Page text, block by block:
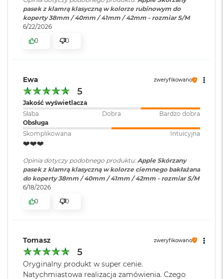
B
o
o
r
e
z
n
a
s
a
r
o
ś
a
B
o
o
k
A
pasek z klamrą klasyczną w kolorze rubinowym do
koperty 38mm / 40mm / 41mm / 42mm - rozmiar S/M
6/22/2026
0
0
Ewa zweryfikowano
5
Jakość wyświetlacza
Słaba
Dobra
Bardzo dobra
Obsługa
Skomplikowana
Intuicyjna
❤️❤️❤️
Opinia dotyczy podobnego produktu:Apple Skórzany
pasek z klamrą klasyczną w kolorze ciemnego bakłażana
do koperty 38mm / 40mm / 41mm / 42mm - rozmiar S/M
6/18/2026
0
0
Tomasz zweryfikowano
5
Oryginalny produkt w super cenie.
Natychmiastowa realizacja zamówienia. Czego